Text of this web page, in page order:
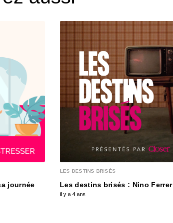
journée
LES DESTINS BRISÉS
Les destins brisés : Nino Ferrer
il y a 4 ans